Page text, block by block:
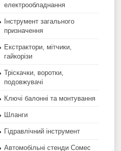
електрообладнання
Інструмент загального
призначення
Екстрактори, мітчики,
гайкорізи
Тріскачки, воротки,
подовжувачі
Ключі балонні та монтування
Шланги
Гідравлічний інструмент
Автомобільні стенди Сомес